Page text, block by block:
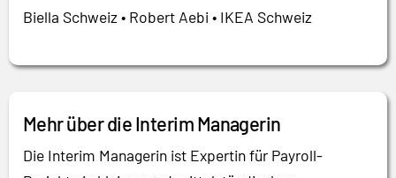
Biella Schweiz • Robert Aebi • IKEA Schweiz
Mehr über die Interim Managerin
Die Interim Managerin ist Expertin für Payroll-